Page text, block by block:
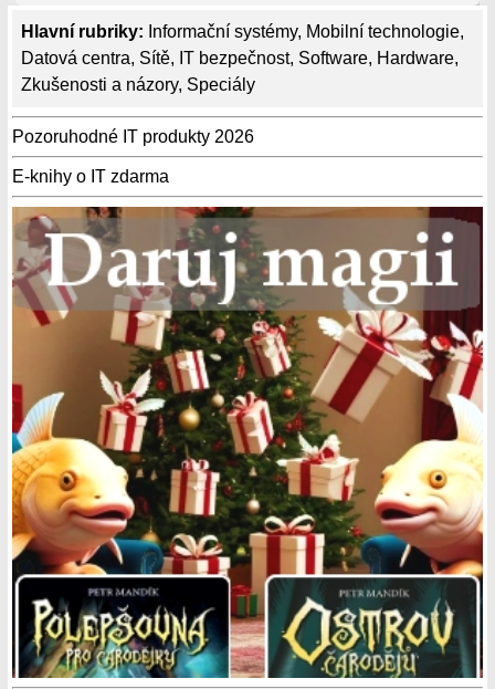
Hlavní rubriky: Informační systémy, Mobilní technologie,
Datová centra, Sítě, IT bezpečnost, Software, Hardware,
Zkušenosti a názory, Speciály
Pozoruhodné IT produkty 2026
E-knihy o IT zdarma